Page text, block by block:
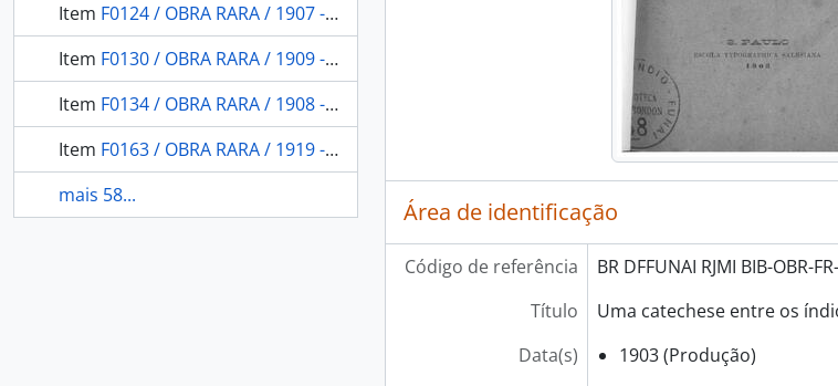
Item F0124 / OBRA RARA / 1907 - Nova edição da Memoria topographica e historica sobre os campos dos Goytacazes, com uma noticia breve de suas produções e commercio offerecida ao muito alto e muito poderoso Rei D. João VI por um natural do paiz: Rio de Janeiro na Impressão Regia, 1819 com licença de sua magestade.
Item F0130 / OBRA RARA / 1909 - A questão indígena: appello dirigido à opinião pública do Brazil.
Item F0134 / OBRA RARA / 1908 - Os Boruns: recordações selvagens.
Item F0163 / OBRA RARA / 1919 - As tres raças na sociedade colonial. Contribuição social de cada uma
mais 58...
Área de identificação
Código de referência
BR DFFUNAI RJMI BIB-OBR-
Título
Uma catechese entre os
Data(s)
1903 (Produção)